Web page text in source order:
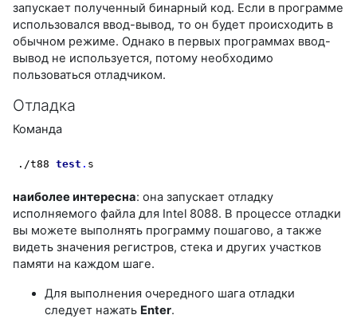
запускает полученный бинарный код. Если в программе
использовался ввод-вывод, то он будет происходить в
обычном режиме. Однако в первых программах ввод-
вывод не используется, потому необходимо
пользоваться отладчиком.
Отладка
Команда
./t88 test . s
наиболее интересна: она запускает отладку
исполняемого файла для Intel 8088. В процессе отладки
вы можете выполнять программу пошагово, а также
видеть значения регистров, стека и других участков
памяти на каждом шаге.
Для выполнения очередного шага отладки
следует нажать Enter.